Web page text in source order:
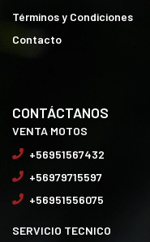
Términos y Condiciones
Contacto
CONTÁCTANOS
VENTA MOTOS
+56951567432
+56979715597
+56951556075
SERVICIO TECNICO